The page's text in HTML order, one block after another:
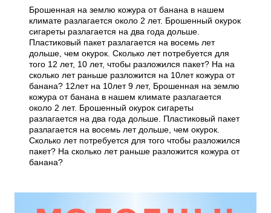
Брошенная на землю кожура от банана в нашем
климате разлагается около 2 лет. Брошенный окурок
сигареты разлагается на два года дольше.
Пластиковый пакет разлагается на восемь лет
дольше, чем окурок. Сколько лет потребуется для
того 12 лет, 10 лет, чтобы разложился пакет? На на
сколько лет раньше разложится на 10лет кожура от
банана? 12лет на 10лет 9 лет, Брошенная на землю
кожура от банана в нашем климате разлагается
около 2 лет. Брошенный окурок сигареты
разлагается на два года дольше. Пластиковый пакет
разлагается на восемь лет дольше, чем окурок.
Сколько лет потребуется для того чтобы разложился
пакет? На сколько лет раньше разложится кожура от
банана?